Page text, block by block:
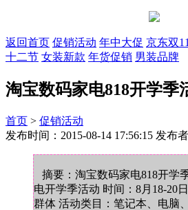
返回首页 促销活动 年中大促 京东双11
十二节 女装新款 年货促销 男装品牌
淘宝数码家电818开学季
首页 > 促销活动
发布时间：2015-08-14 17:56:15 发布
摘要：淘宝数码家电818开学
电开学季活动 时间：8月18-20
群体 活动类目：笔记本、电脑